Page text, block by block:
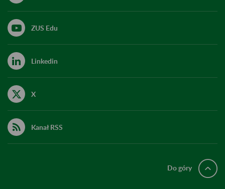
ZUS Edu
Linkedin
X
Kanał RSS
Do góry